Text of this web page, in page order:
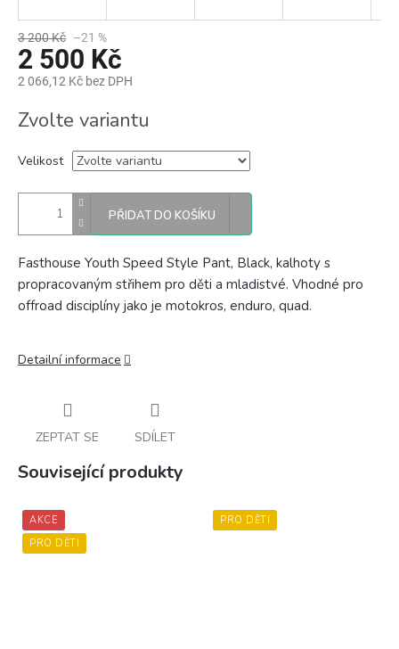
3 200 Kč –21 %
2 500 Kč
2 066,12 Kč bez DPH
cena:
Zvolte variantu
Velikost
PŘIDAT DO KOŠÍKU
Fasthouse Youth Speed Style Pant, Black, kalhoty s
propracovaným střihem pro děti a mladistvé. Vhodné pro
offroad disciplíny jako je motokros, enduro, quad.
Detailní informace
ZEPTAT SE SDÍLET
Související produkty
AKCE
PRO DĚTI
PRO DĚTI